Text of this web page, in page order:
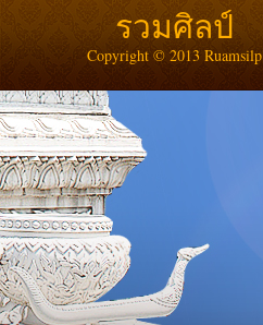
รวมศิลป์
Copyright © 2013 Ruamsilp